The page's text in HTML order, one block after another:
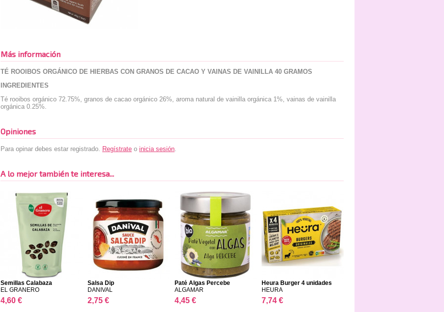
Más información
TÉ ROOIBOS ORGÁNICO DE HIERBAS CON GRANOS DE CACAO Y VAINAS DE VAINILLA 40 GRAMOS
INGREDIENTES
Té rooibos orgánico 72.75%, granos de cacao orgánico 26%, aroma natural de vainilla orgánica 1%, vainas de vainilla
orgánica 0.25%.
Opiniones
Para opinar debes estar registrado. Regístrate o inicia sesión.
A lo mejor también te interesa...
Semillas Calabaza
EL GRANERO
4,60 €
Salsa Dip
DANIVAL
2,75 €
Paté Algas Percebe
ALGAMAR
4,45 €
Heura Burger 4 unidades
HEURA
7,74 €